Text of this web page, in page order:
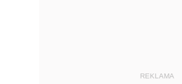
REKLAMA